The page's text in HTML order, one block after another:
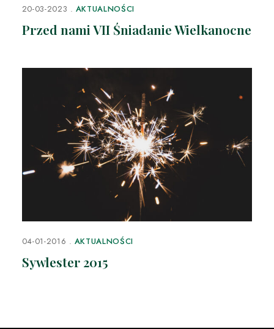
20-03-2023 AKTUALNOŚCI
Przed nami VII Śniadanie Wielkanocne
04-01-2016 AKTUALNOŚCI
Sywlester 2015